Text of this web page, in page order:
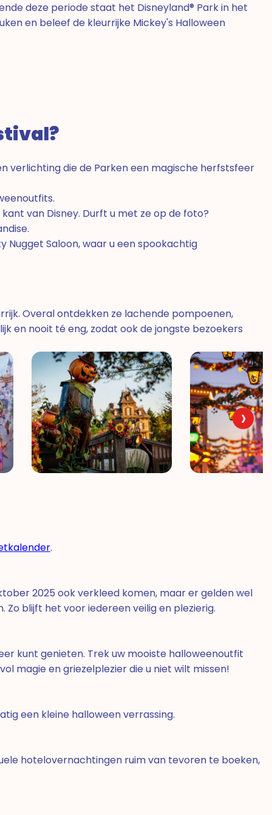
deze periode staat het Disneyland® Park in het
en beleef de kleurrijke Mickey's Halloween
verlichting die de Parken een magische herfstsfeer
van Disney. Durft u met ze op de foto?
Nugget Saloon, waar u een spookachtig
Overal ontdekken ze lachende pompoenen,
en nooit té eng, zodat ook de jongste bezoekers
›
.
2025 ook verkleed komen, maar er gelden wel
blijft het voor iedereen veilig en plezierig.
kunt genieten. Trek uw mooiste halloweenoutfit
magie en griezelplezier die u niet wilt missen!
een kleine halloween verrassing.
hotelovernachtingen ruim van tevoren te boeken,